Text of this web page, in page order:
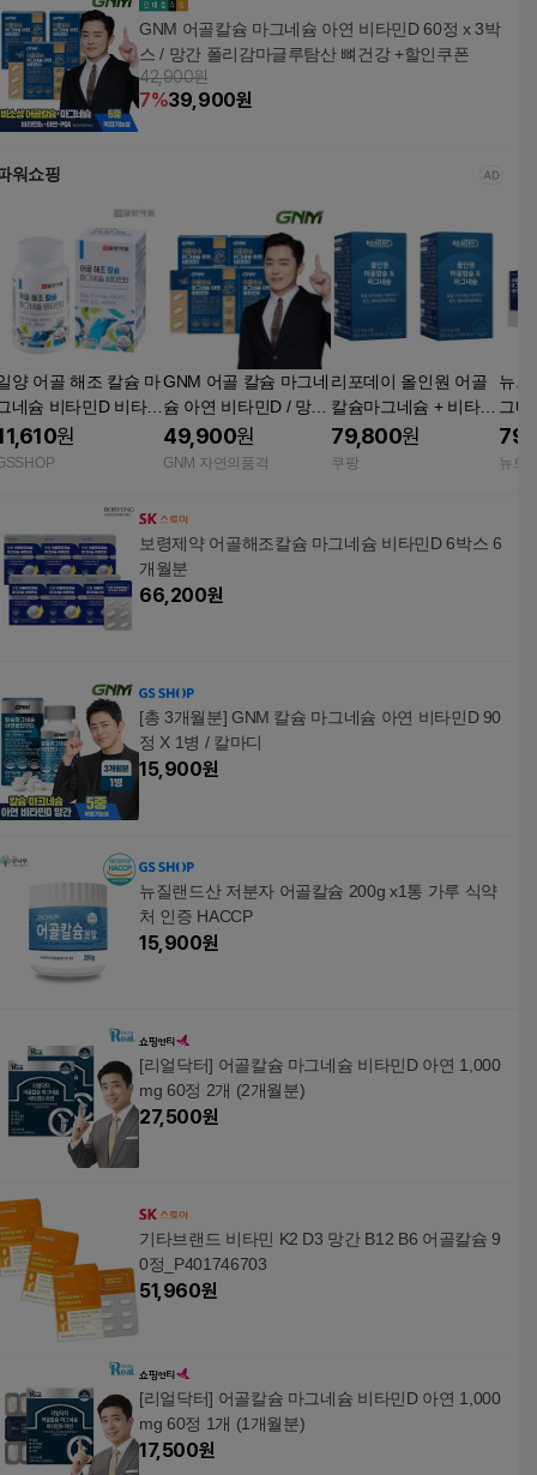
GNM 어골칼슘 마그네슘 아연 비타민D 60정 x 3박
스 / 망간 폴리감마글루탐산 뼈건강 +할인쿠폰
42,900원
7%39,900원
워쇼핑
양 어골 해조 칼슘 마
네슘 비타민D 비타민
60정 1개 / 칼마디
원
GNM 어골 칼슘 마그네
슘 아연 비타민D / 망간
60정, 4개
49,900원
GNM 자연의품격
리포데이 올인원 어골
칼슘마그네슘 + 비타민
D+망간+폴리감마글루
탐산 칼마디 뼈건강 뼈
79,800원
쿠팡
뉴트
그네
슐, 6
뉴트
보령제약 어골해조칼슘 마그네슘 비타민D 6박스 6
개월분
66,200원
[총 3개월분] GNM 칼슘 마그네슘 아연 비타민D 90
정 X 1병 / 칼마디
15,900원
뉴질랜드산 저분자 어골칼슘 200g x1통 가루 식약
처 인증 HACCP
15,900원
[리얼닥터] 어골칼슘 마그네슘 비타민D 아연 1,000
mg 60정 2개 (2개월분)
27,500원
기타브랜드 비타민 K2 D3 망간 B12 B6 어골칼슘 9
0정_P401746703
51,960원
[리얼닥터] 어골칼슘 마그네슘 비타민D 아연 1,000
mg 60정 1개 (1개월분)
17,500원